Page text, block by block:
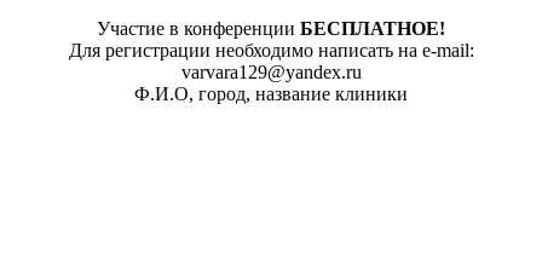
Участие в конференции БЕСПЛАТНОЕ!
Для регистрации необходимо написать на e-mail:
varvara129@yandex.ru
Ф.И.О, город, название клиники